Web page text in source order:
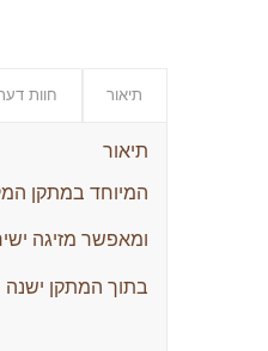
תיאור חוות דעת
תיאור
המיוחד במתקן
ומאפשר מזיגה
בתוך המתקן